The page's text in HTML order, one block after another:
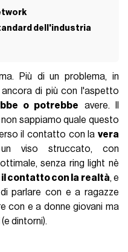
dell'industria
Più di un problema, in
ancora di più con l'aspetto
o potrebbe avere. Il
sappiamo quale questo
il contatto con la vera
viso struccato, con
senza ring light nè
contatto con la realtà, e
parlare con e a ragazze
con e a donne giovani ma
(e dintorni).